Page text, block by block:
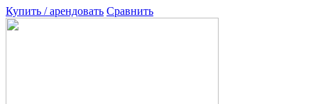
Купить / арендовать Сравнить